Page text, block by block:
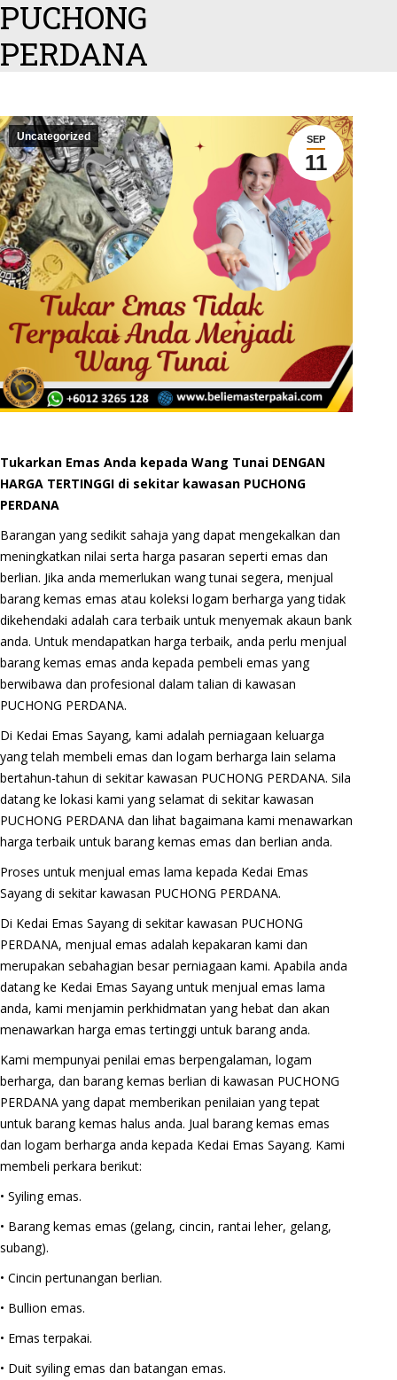
PUCHONG
PERDANA
SEP
11
Uncategorized
Tukarkan Emas Anda kepada Wang Tunai DENGAN
HARGA TERTINGGI di sekitar kawasan PUCHONG
PERDANA
Barangan yang sedikit sahaja yang dapat mengekalkan dan
meningkatkan nilai serta harga pasaran seperti emas dan
berlian. Jika anda memerlukan wang tunai segera, menjual
barang kemas emas atau koleksi logam berharga yang tidak
dikehendaki adalah cara terbaik untuk menyemak akaun bank
anda. Untuk mendapatkan harga terbaik, anda perlu menjual
barang kemas emas anda kepada pembeli emas yang
berwibawa dan profesional dalam talian di kawasan
PUCHONG PERDANA.
Di Kedai Emas Sayang, kami adalah perniagaan keluarga
yang telah membeli emas dan logam berharga lain selama
bertahun-tahun di sekitar kawasan PUCHONG PERDANA. Sila
datang ke lokasi kami yang selamat di sekitar kawasan
PUCHONG PERDANA dan lihat bagaimana kami menawarkan
harga terbaik untuk barang kemas emas dan berlian anda.
Proses untuk menjual emas lama kepada Kedai Emas
Sayang di sekitar kawasan PUCHONG PERDANA.
Di Kedai Emas Sayang di sekitar kawasan PUCHONG
PERDANA, menjual emas adalah kepakaran kami dan
merupakan sebahagian besar perniagaan kami. Apabila anda
datang ke Kedai Emas Sayang untuk menjual emas lama
anda, kami menjamin perkhidmatan yang hebat dan akan
menawarkan harga emas tertinggi untuk barang anda.
Kami mempunyai penilai emas berpengalaman, logam
berharga, dan barang kemas berlian di kawasan PUCHONG
PERDANA yang dapat memberikan penilaian yang tepat
untuk barang kemas halus anda. Jual barang kemas emas
dan logam berharga anda kepada Kedai Emas Sayang. Kami
membeli perkara berikut:
• Syiling emas.
• Barang kemas emas (gelang, cincin, rantai leher, gelang,
subang).
• Cincin pertunangan berlian.
• Bullion emas.
• Emas terpakai.
• Duit syiling emas dan batangan emas.